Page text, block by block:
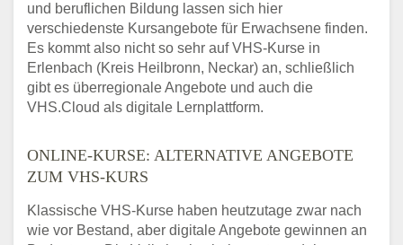
und beruflichen Bildung lassen sich hier
verschiedenste Kursangebote für Erwachsene finden.
Es kommt also nicht so sehr auf VHS-Kurse in
Erlenbach (Kreis Heilbronn, Neckar) an, schließlich
gibt es überregionale Angebote und auch die
VHS.Cloud als digitale Lernplattform.
ONLINE-KURSE: ALTERNATIVE ANGEBOTE
ZUM VHS-KURS
Klassische VHS-Kurse haben heutzutage zwar nach
wie vor Bestand, aber digitale Angebote gewinnen an